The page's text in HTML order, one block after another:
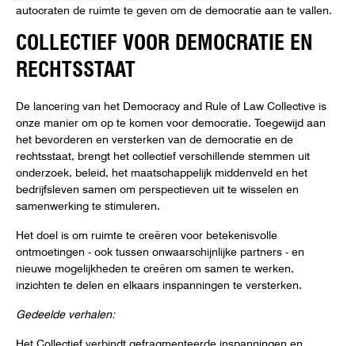
autocraten de ruimte te geven om de democratie aan te vallen.
COLLECTIEF VOOR DEMOCRATIE EN
RECHTSSTAAT
De lancering van het Democracy and Rule of Law Collective is
onze manier om op te komen voor democratie. Toegewijd aan
het bevorderen en versterken van de democratie en de
rechtsstaat, brengt het collectief verschillende stemmen uit
onderzoek, beleid, het maatschappelijk middenveld en het
bedrijfsleven samen om perspectieven uit te wisselen en
samenwerking te stimuleren.
Het doel is om ruimte te creëren voor betekenisvolle
ontmoetingen - ook tussen onwaarschijnlijke partners - en
nieuwe mogelijkheden te creëren om samen te werken,
inzichten te delen en elkaars inspanningen te versterken.
Gedeelde verhalen:
Het Collectief verbindt gefragmenteerde inspanningen en